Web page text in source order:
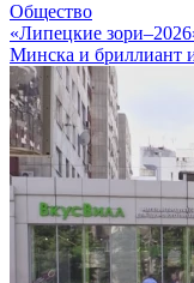
Общество
«Липецкие
Минска и бриллиант